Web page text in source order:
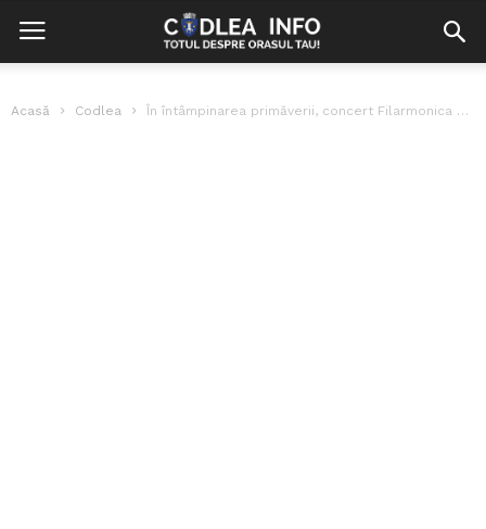
Acasă Codlea În întâmpinarea primăverii, concert Filarmonica Brașov